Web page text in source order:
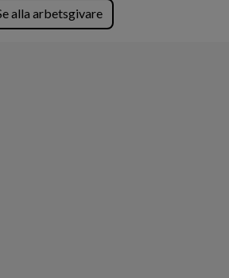
finns representerade på 20
alla arbetsgivare